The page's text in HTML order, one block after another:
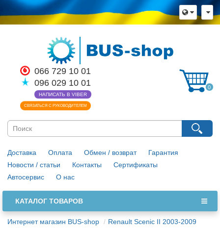
066 729 10 01
096 029 10 01
НАПИСАТЬ В VIBER
СВЯЗАТЬСЯ С РУКОВОДИТЕЛЕМ
0
Доставка Оплата Обмен / возврат
Гарантия
Новости / статьи
Контакты
Сертификаты
Автосервис
О нас
КАТАЛОГ ТОВАРОВ
Интернет магазин BUS-shop
Renault Scenic II 2003-2009